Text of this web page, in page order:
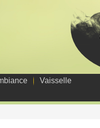
Vaisselle